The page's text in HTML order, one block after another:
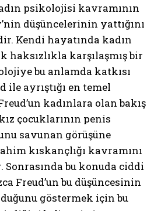
psikolojisi kavramının
düşüncelerinin yattığını
Kendi hayatında kadın
haksızlıkla karşılaşmış bir
bu anlamda katkısı
ile ayrıştığı en temel
kadınlara olan bakış
kız çocuklarının penis
savunan görüşüne
kıskançlığı kavramını
bu konuda ciddi
Freud’un bu düşüncesinin
göstermek için bu